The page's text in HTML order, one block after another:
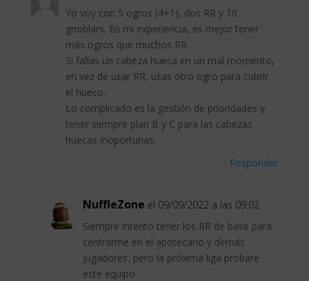
Yo voy con 5 ogros (4+1), dos RR y 10
gnoblars. En mi experiencia, es mejor tener
más ogros que muchos RR.
Si fallas un cabeza hueca en un mal momento,
en vez de usar RR, usas otro ogro para cubrir
el hueco.
Lo complicado es la gestión de prioridades y
tener siempre plan B y C para las cabezas
huecas inoportunas.
Responder
NuffleZone el 09/09/2022 a las 09:02
Siempre intento tener los RR de base para
centrarme en el apotecario y demás
jugadores, pero la próxima liga probare
este equipo.